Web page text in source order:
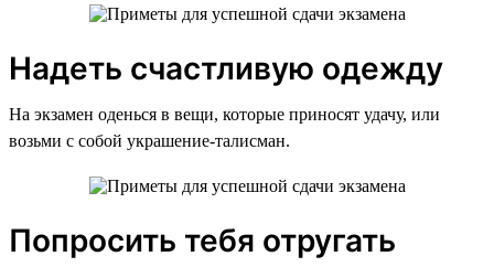
Надеть счастливую одежду
На экзамен оденься в вещи, которые приносят удачу, или
возьми с собой украшение-талисман.
Попросить тебя отругать